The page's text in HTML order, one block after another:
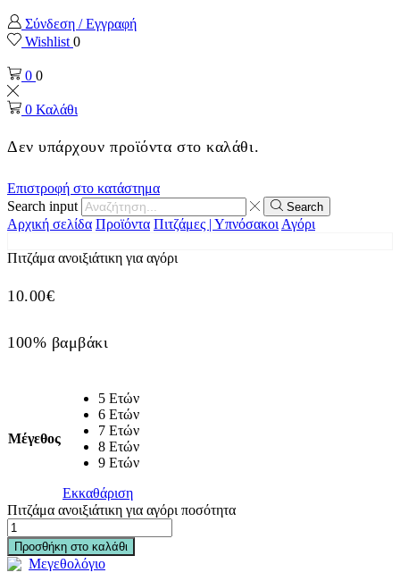
Σύνδεση / Εγγραφή
Wishlist 0
0 0
0 Καλάθι
Δεν υπάρχουν προϊόντα στο καλάθι.
Επιστροφή στο κατάστημα
Search input
Search
Αρχική σελίδα Προϊόντα Πιτζάμες | ΥπνόσακοιΑγόρι
Πιτζάμα ανοιξιάτικη για αγόρι
10.00€
100% βαμβάκι
Μέγεθος
5 Ετών
6 Ετών
7 Ετών
8 Ετών
9 Ετών
Εκκαθάριση
Πιτζάμα ανοιξιάτικη για αγόρι ποσότητα
Προσθήκη στο καλάθι
Μεγεθολόγιο